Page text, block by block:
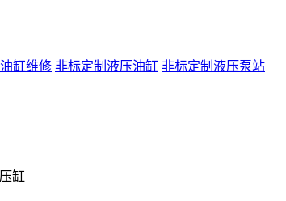
缸维修 非标定制液压油缸 非标定制液压泵站
缸